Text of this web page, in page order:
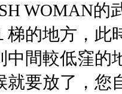
WOMAN的
梯的地方，此
中間較低窪
就要放了，您